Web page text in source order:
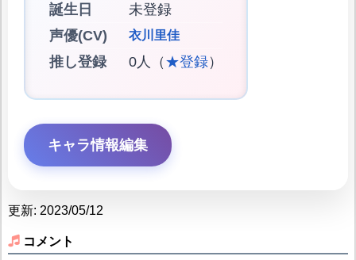
誕生日
未登録
声優(CV)
衣川里佳
推し登録 0人（ ★登録）
キャラ情報編集
更新: 2023/05/12
コメント